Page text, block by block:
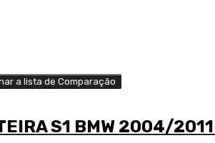
a lista de Comparação
S1 BMW 2004/